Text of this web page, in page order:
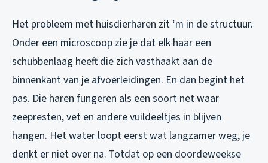
Het probleem met huisdierharen zit ‘m in de structuur.
Onder een microscoop zie je dat elk haar een
schubbenlaag heeft die zich vasthaakt aan de
binnenkant van je afvoerleidingen. En dan begint het
pas. Die haren fungeren als een soort net waar
zeepresten, vet en andere vuildeeltjes in blijven
hangen. Het water loopt eerst wat langzamer weg, je
denkt er niet over na. Totdat op een doordeweekse